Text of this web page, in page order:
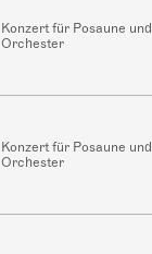
Konzert für Posaune und
Orchester
Konzert für Posaune und
Orchester